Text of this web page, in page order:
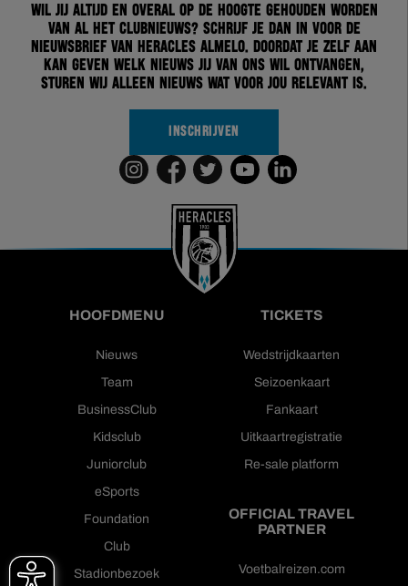
Wil jij altijd en overal op de hoogte gehouden worden
van al het clubnieuws? Schrijf je dan in voor de
nieuwsbrief van Heracles Almelo. Doordat je zelf aan
kan geven welk nieuws jij van ons wil ontvangen,
sturen wij alleen nieuws wat voor jou relevant is.
INSCHRIJVEN
HOOFDMENU
Nieuws
Team
BusinessClub
Kidsclub
Juniorclub
eSports
Foundation
Club
Stadionbezoek
TICKETS
Wedstrijdkaarten
Seizoenkaart
Fankaart
Uitkaartregistratie
Re-sale platform
OFFICIAL TRAVEL
PARTNER
Voetbalreizen.com